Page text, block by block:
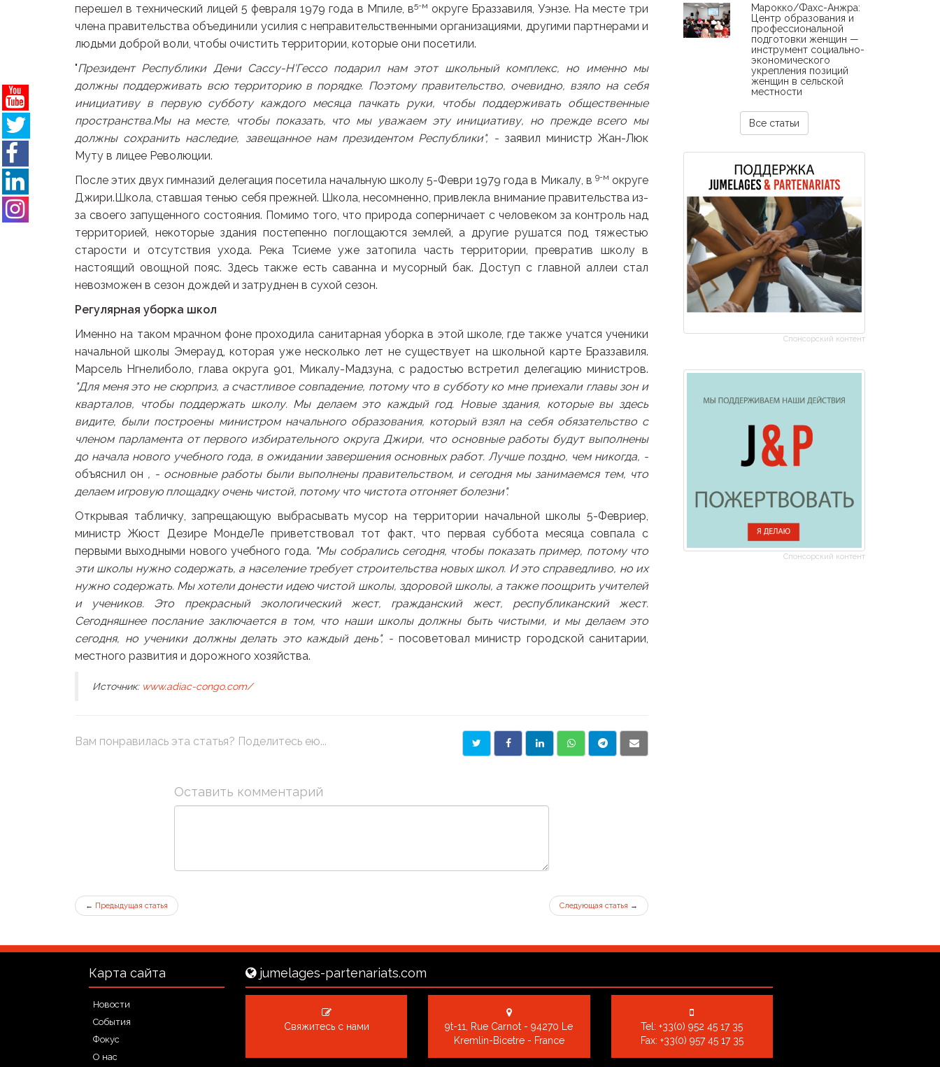
перешел в технический лицей 5 февраля 1979 года в Мпиле, в5-м округе Браззавиля, Уэнзе. На месте три
члена правительства объединили усилия с неправительственными организациями, другими партнерами и
людьми доброй воли, чтобы очистить территории, которые они посетили.
"Президент Республики Дени Сассу-Н'Гессо подарил нам этот школьный комплекс, но именно мы
должны поддерживать всю территорию в порядке. Поэтому правительство, очевидно, взяло на себя
инициативу в первую субботу каждого месяца пачкать руки, чтобы поддерживать общественные
пространства.Мы на месте, чтобы показать, что мы уважаем эту инициативу, но прежде всего мы
должны сохранить наследие, завещанное нам президентом Республики", - заявил министр Жан-Люк
Муту в лицее Революции.
После этих двух гимназий делегация посетила начальную школу 5-Феври 1979 года в Микалу, в 9-м округе
Джири.Школа, ставшая тенью себя прежней. Школа, несомненно, привлекла внимание правительства из-
за своего запущенного состояния. Помимо того, что природа соперничает с человеком за контроль над
территорией, некоторые здания постепенно поглощаются землей, а другие рушатся под тяжестью
старости и отсутствия ухода. Река Тсиеме уже затопила часть территории, превратив школу в
настоящий овощной пояс. Здесь также есть саванна и мусорный бак. Доступ с главной аллеи стал
невозможен в сезон дождей и затруднен в сухой сезон.
Регулярная уборка школ
Именно на таком мрачном фоне проходила санитарная уборка в этой школе, где также учатся ученики
начальной школы Эмерауд, которая уже несколько лет не существует на школьной карте Браззавиля.
Марсель Нгнелиболо, глава округа 901, Микалу-Мадзуна, с радостью встретил делегацию министров.
"Для меня это не сюрприз, а счастливое совпадение, потому что в субботу ко мне приехали главы зон и
кварталов, чтобы поддержать школу. Мы делаем это каждый год. Новые здания, которые вы здесь
видите, были построены министром начального образования, который взял на себя обязательство с
членом парламента от первого избирательного округа Джири, что основные работы будут выполнены
до начала нового учебного года, в ожидании завершения основных работ. Лучше поздно, чем никогда, -
объяснил он , - основные работы были выполнены правительством, и сегодня мы занимаемся тем, что
делаем игровую площадку очень чистой, потому что чистота отгоняет болезни".
Открывая табличку, запрещающую выбрасывать мусор на территории начальной школы 5-Февриер,
министр Жюст Дезире МондеЛе приветствовал тот факт, что первая суббота месяца совпала с
первыми выходными нового учебного года. "Мы собрались сегодня, чтобы показать пример, потому что
эти школы нужно содержать, а население требует строительства новых школ. И это справедливо, но их
нужно содержать. Мы хотели донести идею чистой школы, здоровой школы, а также поощрить учителей
и учеников. Это прекрасный экологический жест, гражданский жест, республиканский жест.
Сегодняшнее послание заключается в том, что наши школы должны быть чистыми, и мы делаем это
сегодня, но ученики должны делать это каждый день", - посоветовал министр городской санитарии,
местного развития и дорожного хозяйства.
Источник: www.adiac-congo.com/
Вам понравилась эта статья? Поделитесь ею...
Оставить комментарий
← Предыдущая статья Следующая статья →
Марокко/Фахс-Анжра:
Центр образования и
профессиональной
подготовки женщин —
инструмент социально-
экономического
укрепления позиций
женщин в сельской
местности
Все статьи
Спонсорский контент
Спонсорский контент
Карта сайта
Новости
События
Фокус
О нас
jumelages-partenariats.com
Свяжитесь с нами
9t-11, Rue Carnot - 94270 Le
Kremlin-Bicetre - France
Tel:+33(0) 952 45 17 35
Fax: +33(0) 957 45 17 35